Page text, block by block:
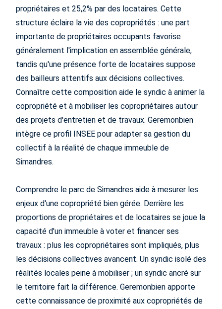
propriétaires et 25,2% par des locataires. Cette
structure éclaire la vie des copropriétés : une part
importante de propriétaires occupants favorise
généralement l'implication en assemblée générale,
tandis qu'une présence forte de locataires suppose
des bailleurs attentifs aux décisions collectives.
Connaître cette composition aide le syndic à animer la
copropriété et à mobiliser les copropriétaires autour
des projets d'entretien et de travaux. Geremonbien
intègre ce profil INSEE pour adapter sa gestion du
collectif à la réalité de chaque immeuble de
Simandres.
Comprendre le parc de Simandres aide à mesurer les
enjeux d'une copropriété bien gérée. Derrière les
proportions de propriétaires et de locataires se joue la
capacité d'un immeuble à voter et financer ses
travaux : plus les copropriétaires sont impliqués, plus
les décisions collectives avancent. Un syndic isolé des
réalités locales peine à mobiliser ; un syndic ancré sur
le territoire fait la différence. Geremonbien apporte
cette connaissance de proximité aux copropriétés de